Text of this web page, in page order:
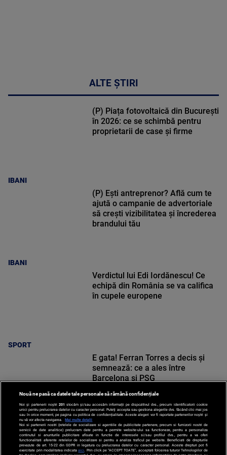
ALTE ȘTIRI
IBANI
(P) Piața fotovoltaică din București
în 2026: ce se schimbă pentru
proprietarii de case și firme
IBANI
(P) Ești antreprenor? Află cum te
ajută o campanie de advertoriale
să crești vizibilitatea și încrederea
brandului tău
SPORT
Verdictul lui Edi Iordănescu! Ce
echipă din România se va califica
în cupele europene
SPORT
E gata! Ferran Torres a decis și
semnează: ce a ales între
Barcelona și PSG
Nouă ne pasă ca datele tale personale să rămână confidențiale
Noi și partenerii noștri 201 stocăm și/sau accesăm informații pe dispozitivul dvs., precum identificatorii cookie
unici pentru prelucrarea datelor cu caracter personal. Puteți accepta sau gestiona alegerile dvs. făcând clic mai jos
sau în orice moment, pe pagina cu politica de confidențialitate. Aceste alegeri vor fi raportate partenerilor noștri și
nu vă vor afecta navigarea.
Mai multe detalii
Noi si partenerii nostri (retelele de socializare si agentiile de publicitate partenere, precum si furnizorii nostri de
servicii de date analitice) prelucram date pentru a permite website-ului sa functioneze, pentru a personaliza
continutul si anunturile publicitare afisate in functie de interesele si/sau profilul dvs., pentru a va oferi
functionalitati aferente retelelor de socializare si pentru a analiza traficul pe website. Beneficiati de drepturile
prevazute de art. 15-22 din GDPR in legatura cu prelucrarea datelor cu caracter personal. Aceste drepturi pot fi
exercitate prin modalitatea indicataaici . Prin click pe “ACCEPT TOATE”, acceptati folosirea tuturor Tehnologiilor de